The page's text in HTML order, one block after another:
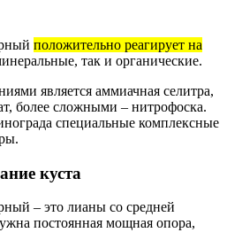
положительно реагирует на
так и органические.
является аммиачная селитра,
более сложными – нитрофоска.
специальные комплексные
куста
– это лианы со средней
постоянная мощная опора,